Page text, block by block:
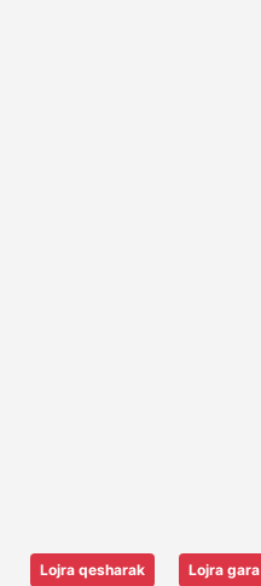
Lojra qesharak Lojra gara